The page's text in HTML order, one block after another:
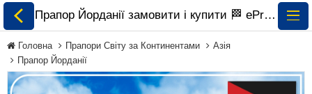
Прапор Йорданії замовити і купити 🏁 ePrapor.com.ua
Головна Прапори Світу за Континентами
Азія
Прапор Йорданії